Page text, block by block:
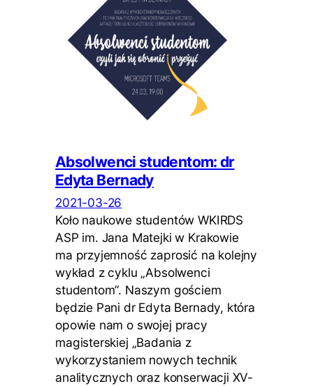
Absolwenci studentom: dr
Edyta Bernady
2021-03-26
Koło naukowe studentów WKIRDS
ASP im. Jana Matejki w Krakowie
ma przyjemność zaprosić na kolejny
wykład z cyklu „Absolwenci
studentom”. Naszym gościem
będzie Pani dr Edyta Bernady, która
opowie nam o swojej pracy
magisterskiej „Badania z
wykorzystaniem nowych technik
analitycznych oraz konserwacji XV-